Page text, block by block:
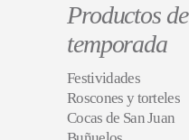
Productos de
temporada
Festividades
Roscones y torteles
Cocas de San Juan